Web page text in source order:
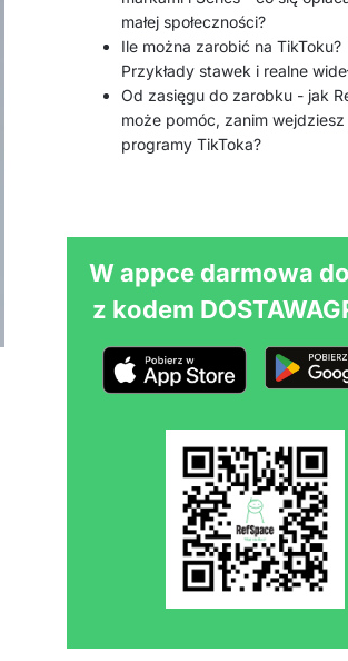
małej społeczności?
Ile można zarobić na TikToku?
Przykłady stawek i realne
Od zasięgu do zarobku - jak
może pomóc, zanim wejdziesz
programy TikToka?
W appce darmowa
z kodem